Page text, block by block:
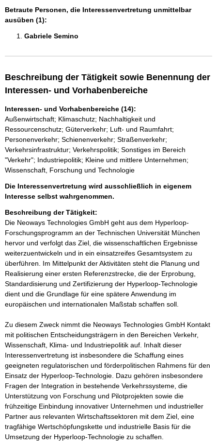
Betraute Personen, die Interessenvertretung unmittelbar
ausüben (1):
Gabriele Semino
Beschreibung der Tätigkeit sowie Benennung der
Interessen- und Vorhabenbereiche
Interessen- und Vorhabenbereiche (14):
Außenwirtschaft; Klimaschutz; Nachhaltigkeit und
Ressourcenschutz; Güterverkehr; Luft- und Raumfahrt;
Personenverkehr; Schienenverkehr; Straßenverkehr;
Verkehrsinfrastruktur; Verkehrspolitik; Sonstiges im Bereich
"Verkehr"; Industriepolitik; Kleine und mittlere Unternehmen;
Wissenschaft, Forschung und Technologie
Die Interessenvertretung wird ausschließlich in eigenem
Interesse selbst wahrgenommen.
Beschreibung der Tätigkeit:
Die Neoways Technologies GmbH geht aus dem Hyperloop-
Forschungsprogramm an der Technischen Universität München
hervor und verfolgt das Ziel, die wissenschaftlichen Ergebnisse
weiterzuentwickeln und in ein einsatzreifes Gesamtsystem zu
überführen. Im Mittelpunkt der Aktivitäten steht die Planung und
Realisierung einer ersten Referenzstrecke, die der Erprobung,
Standardisierung und Zertifizierung der Hyperloop-Technologie
dient und die Grundlage für eine spätere Anwendung im
europäischen und internationalen Maßstab schaffen soll.
Zu diesem Zweck nimmt die Neoways Technologies GmbH Kontakt
mit politischen Entscheidungsträgern in den Bereichen Verkehr,
Wissenschaft, Klima- und Industriepolitik auf. Inhalt dieser
Interessenvertretung ist insbesondere die Schaffung eines
geeigneten regulatorischen und förderpolitischen Rahmens für den
Einsatz der Hyperloop-Technologie. Dazu gehören insbesondere
Fragen der Integration in bestehende Verkehrssysteme, die
Unterstützung von Forschung und Pilotprojekten sowie die
frühzeitige Einbindung innovativer Unternehmen und industrieller
Partner aus relevanten Wirtschaftssektoren mit dem Ziel, eine
tragfähige Wertschöpfungskette und industrielle Basis für die
Umsetzung der Hyperloop-Technologie zu schaffen.